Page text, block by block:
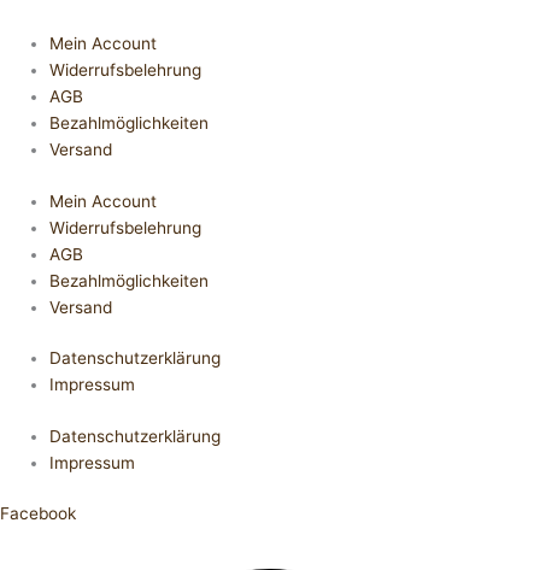
Mein Account
Widerrufsbelehrung
AGB
Bezahlmöglichkeiten
Versand
Mein Account
Widerrufsbelehrung
AGB
Bezahlmöglichkeiten
Versand
Datenschutzerklärung
Impressum
Datenschutzerklärung
Impressum
Facebook